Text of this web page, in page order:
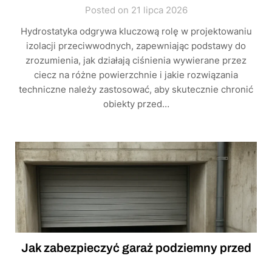
Posted on 21 lipca 2026
Hydrostatyka odgrywa kluczową rolę w projektowaniu
izolacji przeciwwodnych, zapewniając podstawy do
zrozumienia, jak działają ciśnienia wywierane przez
ciecz na różne powierzchnie i jakie rozwiązania
techniczne należy zastosować, aby skutecznie chronić
obiekty przed…
Jak zabezpieczyć garaż podziemny przed